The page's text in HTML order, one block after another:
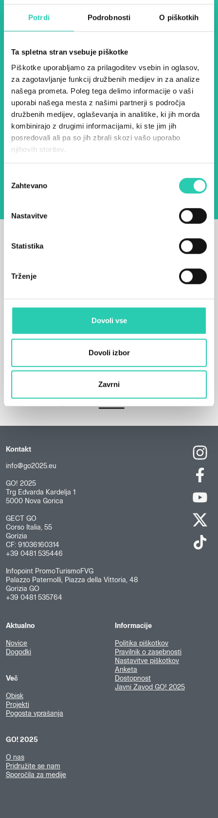
Potrdi Podrobnosti O piškotkih
Ta spletna stran vsebuje piškotke
Piškotke uporabljamo za prilagoditev vsebin in oglasov,
za zagotavljanje funkcij družbenih medijev in za analize
našega prometa. Poleg tega delimo informacije o vaši
uporabi našega mesta z našimi partnerji s področja
družbenih medijev, oglaševanja in analitike, ki jih morda
kombinirajo z drugimi informacijami, ki ste jim jih
posredovali ali pa so jih zbrali skozi vašo uporabo
njihovih storitev.
soglasja
Zahtevano
Nastavitve
Statistika
Trženje
Dovoli vse
Dovoli izbor
Zavrni
– prijavite se na naš novičnik
našimi aktivnostmi.
Ime * Priimek *
E-pošta *
seznanjen z obdelavo osebnih podatkov za
Kontakt
info@go2025.eu
GO! 2025
Trg Edvarda Kardelja 1
5000 Nova Gorica
GECT GO
Corso Italia, 55
Gorizia
CF: 91036160314
+39 0481 535446
Infopoint PromoTurismoFVG
Palazzo Paternolli, Piazza della Vittoria, 48
Gorizia GO
+39 0481 535764
Aktualno
Novice
Dogodki
Več
Obisk
Projekti
Pogosta vprašanja
GO! 2025
O nas
Pridružite se nam
Sporočila za medije
Informacije
Politika piškotkov
Pravilnik o zasebnosti
Nastavitve piškotkov
Anketa
Dostopnost
Javni Zavod GO! 2025